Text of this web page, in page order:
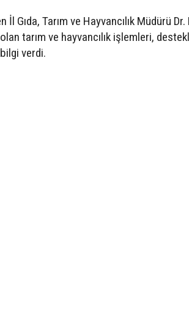
Gıda, Tarım ve Hayvancılık Müdürü
tarım ve hayvancılık işlemleri,
verdi.